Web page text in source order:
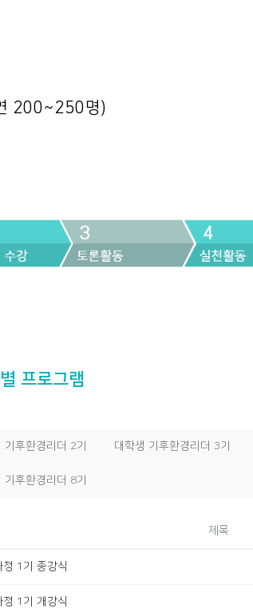
200~250명)
프로그램
기후환경리더 2기 대학생 기후환경리더 3기
기후환경리더 8기
제목
1기 종강식
1기 개강식